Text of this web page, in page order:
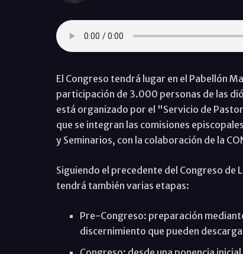
El Congreso tendrá lugar en el Pabellón
participación de 3.000 personas de las
está organizado por el "Servicio de
que se integran las comisiones
y Seminarios, con la colaboración de la
Siguiendo el precedente del Congreso de
tendrá también varias etapas:
Pre-Congreso: preparación
discernimiento que pueden